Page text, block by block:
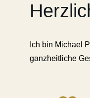
Ich bin Michael
ganzheitliche